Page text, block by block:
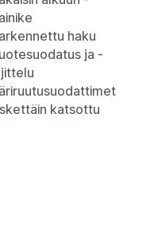
haku
ja -
katsottu